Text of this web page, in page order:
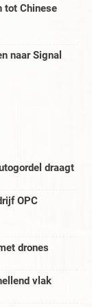
tot Chinese
naar Signal
draagt
OPC
drones
vlak